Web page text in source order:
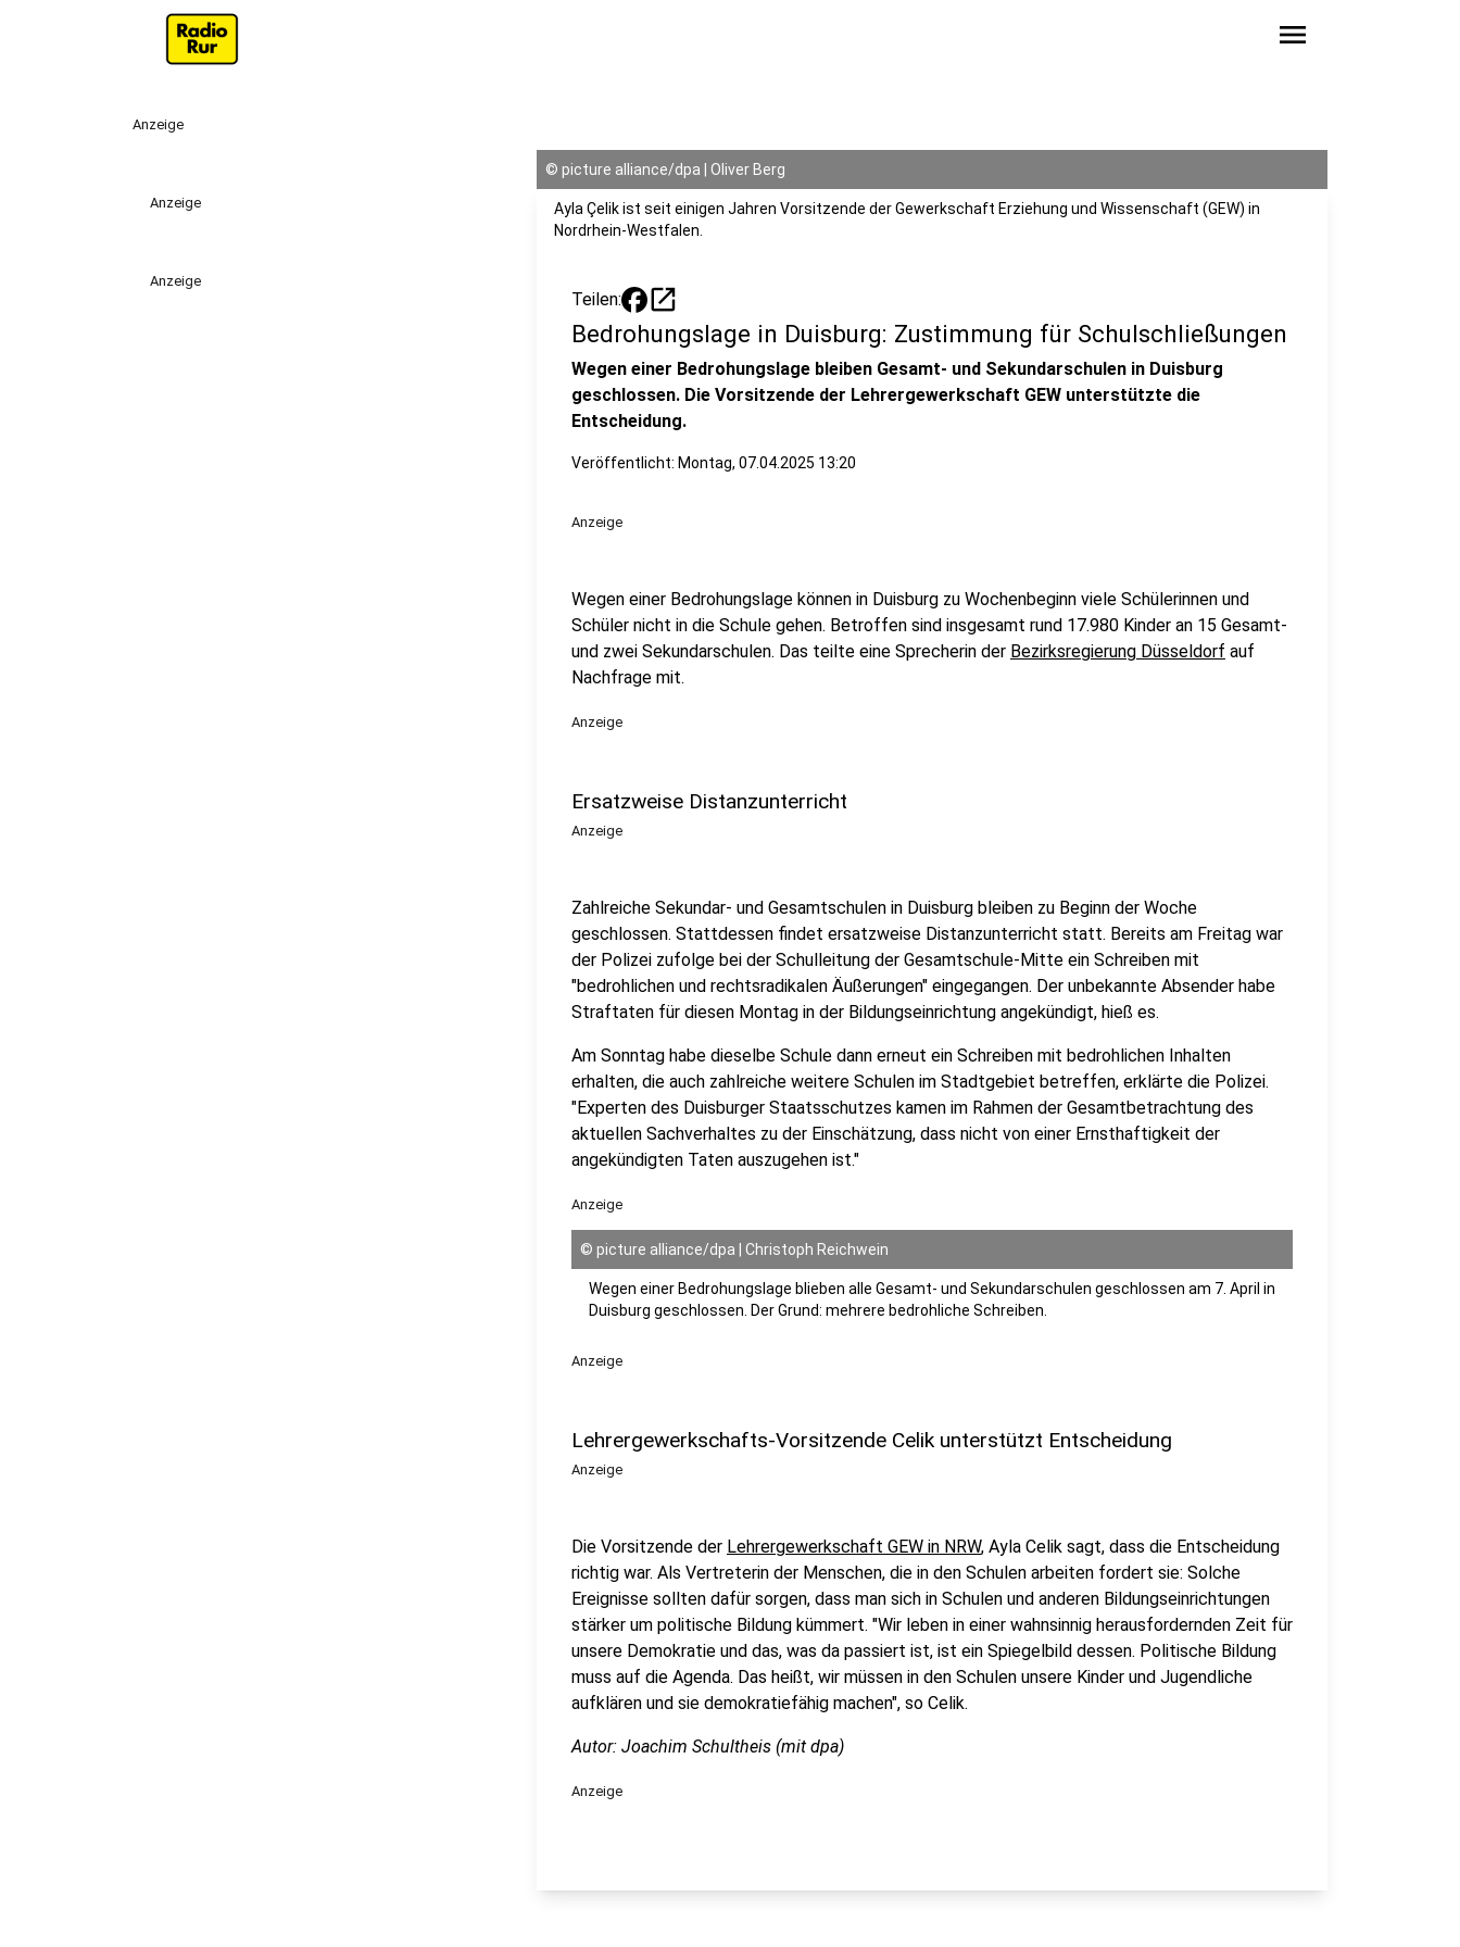
menu
Anzeige
Anzeige
Anzeige
© picture alliance/dpa | Oliver Berg
Ayla Çelik ist seit einigen Jahren Vorsitzende der Gewerkschaft Erziehung und Wissenschaft (GEW) in
Nordrhein-Westfalen.
Teilen: open_in_new
Bedrohungslage in Duisburg: Zustimmung für Schulschließungen
Wegen einer Bedrohungslage bleiben Gesamt- und Sekundarschulen in Duisburg
geschlossen. Die Vorsitzende der Lehrergewerkschaft GEW unterstützte die
Entscheidung.
Veröffentlicht: Montag, 07.04.2025 13:20
Anzeige
Wegen einer Bedrohungslage können in Duisburg zu Wochenbeginn viele Schülerinnen und
Schüler nicht in die Schule gehen. Betroffen sind insgesamt rund 17.980 Kinder an 15 Gesamt-
und zwei Sekundarschulen. Das teilte eine Sprecherin der Bezirksregierung Düsseldorf auf
Nachfrage mit.
Anzeige
Ersatzweise Distanzunterricht
Anzeige
Zahlreiche Sekundar- und Gesamtschulen in Duisburg bleiben zu Beginn der Woche
geschlossen. Stattdessen findet ersatzweise Distanzunterricht statt. Bereits am Freitag war
der Polizei zufolge bei der Schulleitung der Gesamtschule-Mitte ein Schreiben mit
"bedrohlichen und rechtsradikalen Äußerungen" eingegangen. Der unbekannte Absender habe
Straftaten für diesen Montag in der Bildungseinrichtung angekündigt, hieß es.
Am Sonntag habe dieselbe Schule dann erneut ein Schreiben mit bedrohlichen Inhalten
erhalten, die auch zahlreiche weitere Schulen im Stadtgebiet betreffen, erklärte die Polizei.
"Experten des Duisburger Staatsschutzes kamen im Rahmen der Gesamtbetrachtung des
aktuellen Sachverhaltes zu der Einschätzung, dass nicht von einer Ernsthaftigkeit der
angekündigten Taten auszugehen ist."
Anzeige
© picture alliance/dpa | Christoph Reichwein
Wegen einer Bedrohungslage blieben alle Gesamt- und Sekundarschulen geschlossen am 7. April in
Duisburg geschlossen. Der Grund: mehrere bedrohliche Schreiben.
Anzeige
Lehrergewerkschafts-Vorsitzende Celik unterstützt Entscheidung
Anzeige
Die Vorsitzende der Lehrergewerkschaft GEW in NRW, Ayla Celik sagt, dass die Entscheidung
richtig war. Als Vertreterin der Menschen, die in den Schulen arbeiten fordert sie: Solche
Ereignisse sollten dafür sorgen, dass man sich in Schulen und anderen Bildungseinrichtungen
stärker um politische Bildung kümmert. "Wir leben in einer wahnsinnig herausfordernden Zeit für
unsere Demokratie und das, was da passiert ist, ist ein Spiegelbild dessen. Politische Bildung
muss auf die Agenda. Das heißt, wir müssen in den Schulen unsere Kinder und Jugendliche
aufklären und sie demokratiefähig machen", so Celik.
Autor: Joachim Schultheis (mit dpa)
Anzeige